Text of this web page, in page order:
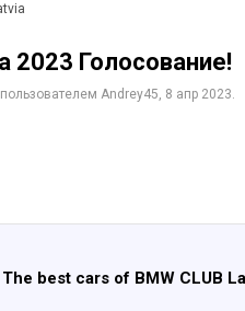
2023 Голосование!
Andrey45, 8 апр 2023.
The best cars of BMW CLUB